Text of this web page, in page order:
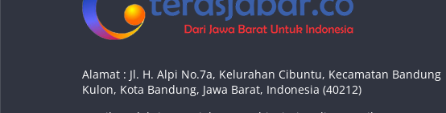
Alamat : Jl. H. Alpi No.7a, Kelurahan Cibuntu, Kecamatan Bandung
Kulon, Kota Bandung, Jawa Barat, Indonesia (40212)